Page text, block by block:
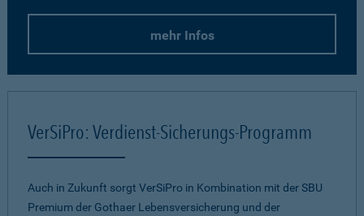
mehr Infos
VerSiPro: Verdienst-Sicherungs-Programm
Auch in Zukunft sorgt VerSiPro in Kombination mit der SBU
Premium der Gothaer Lebensversicherung und der